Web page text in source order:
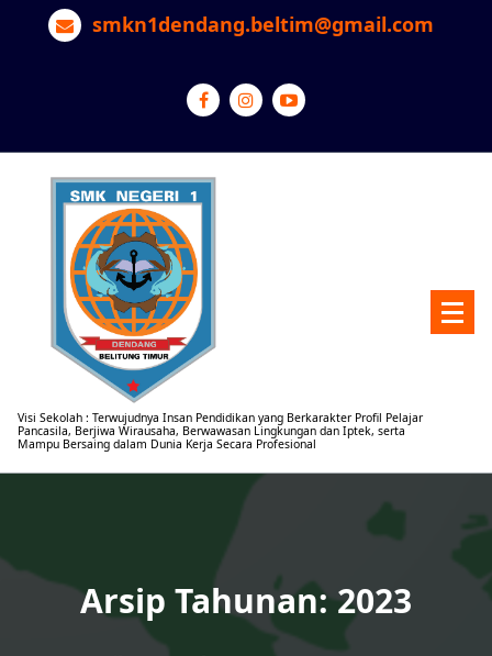
Lewati
smkn1dendang.beltim@gmail.com
Visi Sekolah : Terwujudnya Insan Pendidikan yang Berkarakter Profil Pelajar
Pancasila, Berjiwa Wirausaha, Berwawasan Lingkungan dan Iptek, serta
Mampu Bersaing dalam Dunia Kerja Secara Profesional
Arsip Tahunan: 2023